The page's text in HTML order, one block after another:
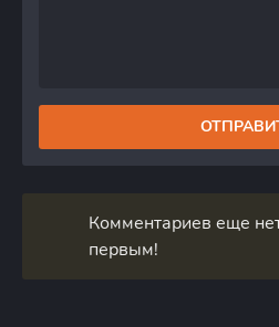
Комментариев еще
первым!